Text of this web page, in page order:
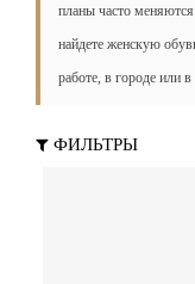
планы часто
найдете женскую
работе, в городе или
ФИЛЬТРЫ